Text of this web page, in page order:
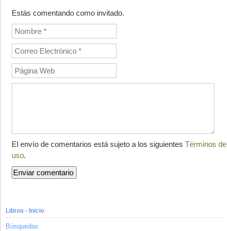
Estás comentando como invitado.
El envío de comentarios está sujeto a los siguientes Términos de
uso.
Libros - Inicio
Búsquedas